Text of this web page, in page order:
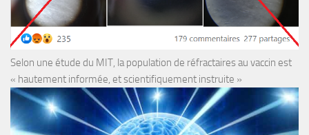
Selon une étude du MIT, la population de réfractaires au vaccin est
« hautement informée, et scientifiquement instruite »